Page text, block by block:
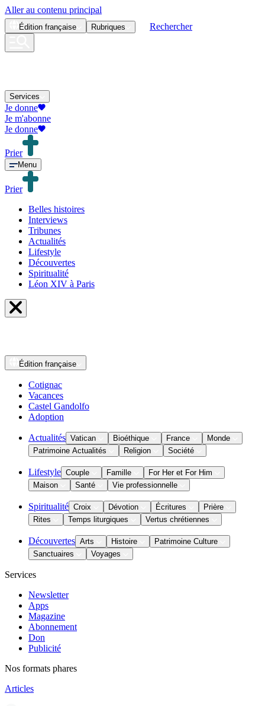
Aller au contenu principal
Édition française Rubriques Rechercher
Services
Je donne
Je m'abonne
Je donne
Prier
Menu
Prier
Belles histoires
Interviews
Tribunes
Actualités
Lifestyle
Découvertes
Spiritualité
Léon XIV à Paris
Édition française
Cotignac
Vacances
Castel Gandolfo
Adoption
Actualités Vatican Bioéthique France
Monde
Patrimoine Actualités
Religion Société
Lifestyle Couple Famille
For Her et For Him
Maison
Santé Vie professionnelle
Spiritualité Croix Dévotion Écritures
Prière
Rites
Temps liturgiques Vertus chrétiennes
Découvertes Arts Histoire
Patrimoine Culture
Sanctuaires
Voyages
Services
Newsletter
Apps
Magazine
Abonnement
Don
Publicité
Nos formats phares
Articles